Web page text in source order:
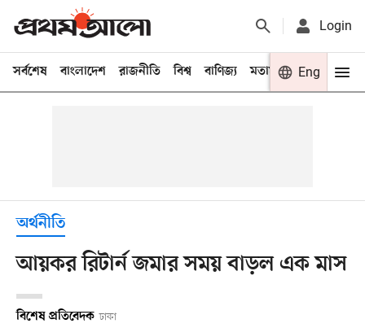
Login
সর্বশেষ বাংলাদেশ রাজনীতি বিশ্ব বাণিজ্য মতামত খেলা
Eng
অর্থনীতি
আয়কর রিটার্ন জমার সময় বাড়ল এক মাস
বিশেষ প্রতিবেদক ঢাকা